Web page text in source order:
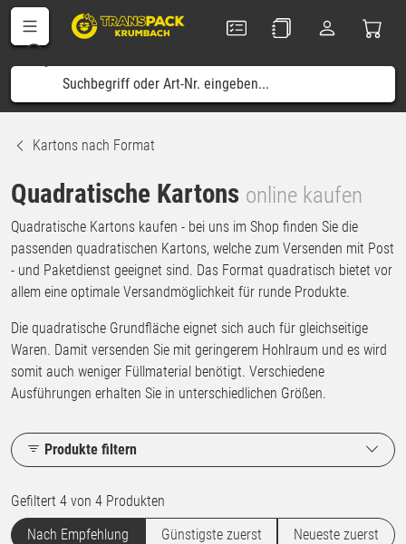
Kartons nach Format
Quadratische Kartons online kaufen
Quadratische Kartons kaufen - bei uns im Shop finden Sie die
passenden quadratischen Kartons, welche zum Versenden mit Post
- und Paketdienst geeignet sind. Das Format quadratisch bietet vor
allem eine optimale Versandmöglichkeit für runde Produkte.
Die quadratische Grundfläche eignet sich auch für gleichseitige
Waren. Damit versenden Sie mit geringerem Hohlraum und es wird
somit auch weniger Füllmaterial benötigt. Verschiedene
Ausführungen erhalten Sie in unterschiedlichen Größen.
Produkte filtern
Gefiltert 4 von 4 Produkten
Nach Empfehlung
Günstigste zuerst Neueste zuerst